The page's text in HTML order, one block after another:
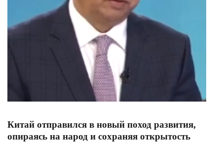
Китай отправился в новый поход развития,
опираясь на народ и сохраняя открытость